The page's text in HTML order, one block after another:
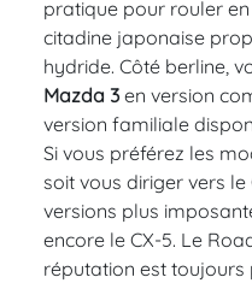
pratique pour rouler en
citadine japonaise
hydride. Côté berline,
Mazda 3 en version
version familiale
Si vous préférez les
soit vous diriger vers le
versions plus
encore le CX-5. Le
réputation est